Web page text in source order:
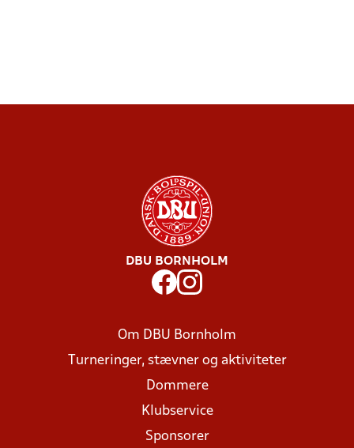
DBU BORNHOLM
Om DBU Bornholm
Turneringer, stævner og aktiviteter
Dommere
Klubservice
Sponsorer